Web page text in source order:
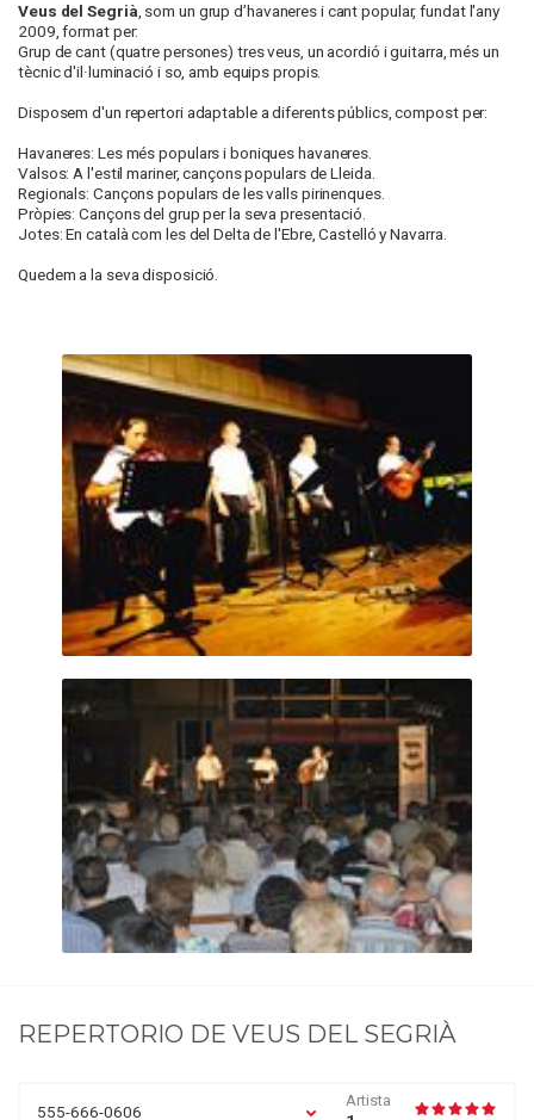
Veus del Segrià , som un grup d’havaneres i cant popular, fundat l'any
2009, format per:
Grup de cant (quatre persones) tres veus, un acordió i guitarra, més un
tècnic d'il·luminació i so, amb equips propis.
Disposem d'un repertori adaptable a diferents públics, compost per:
Havaneres: Les més populars i boniques havaneres.
Valsos: A l'estil mariner, cançons populars de Lleida.
Regionals: Cançons populars de les valls pirinenques.
Pròpies: Cançons del grup per la seva presentació.
Jotes: En català com les del Delta de l'Ebre, Castelló y Navarra.
Quedem a la seva disposició.
REPERTORIO DE VEUS DEL SEGRIÀ
555-666-0606
Artista